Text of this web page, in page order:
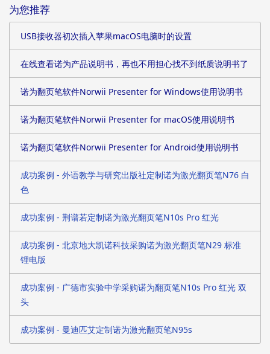
为您推荐
USB接收器初次插入苹果macOS电脑时的设置
在线查看诺为产品说明书，再也不用担心找不到纸质说明书了
诺为翻页笔软件Norwii Presenter for Windows使用说明书
诺为翻页笔软件Norwii Presenter for macOS使用说明书
诺为翻页笔软件Norwii Presenter for Android使用说明书
成功案例 - 外语教学与研究出版社定制诺为激光翻页笔N76 白
色
成功案例 - 荆谱若定制诺为激光翻页笔N10s Pro 红光
成功案例 - 北京地大凯诺科技采购诺为激光翻页笔N29 标准
锂电版
成功案例 - 广德市实验中学采购诺为翻页笔N10s Pro 红光 双
头
成功案例 - 曼迪匹艾定制诺为激光翻页笔N95s